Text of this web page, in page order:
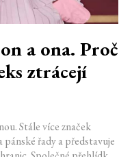
a ona. Proč
ztrácejí
Stále více značek
řady a představuje